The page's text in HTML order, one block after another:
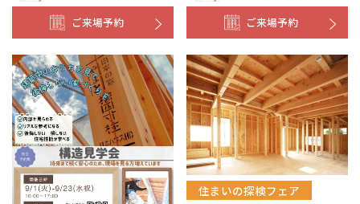
ご来場予約 ご来場予約
住まいの探検フェア